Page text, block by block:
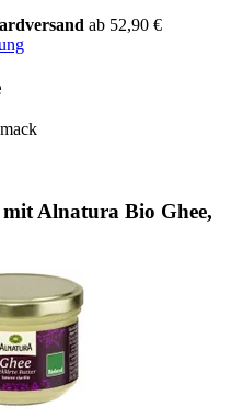
ab 52,90 €
Alnatura Bio Ghee,